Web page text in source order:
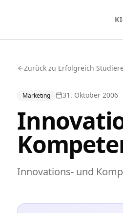
Zurück zu Erfolgreich
Marketing 31. Oktober 2006
Innovations- und